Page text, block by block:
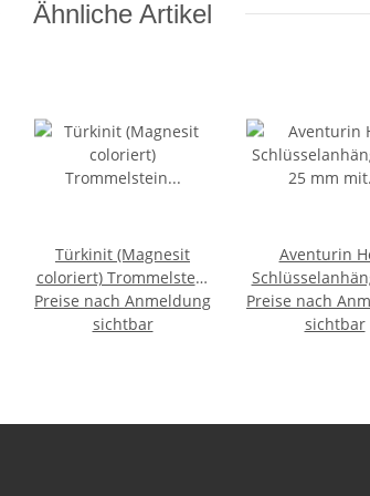
Ähnliche Artikel
Türkinit (Magnesit
coloriert) Trommelstein
Schlüsselanhänger ca.
20-25 mm
Preise nach Anmeldung
sichtbar
Aventurin
25 mm mit
Schlüsselring
Preise nach
sichtbar